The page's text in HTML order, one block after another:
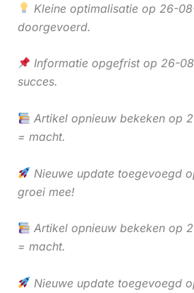
Kleine optimalisatie op 26-
doorgevoerd.
Informatie opgefrist op 26-
succes.
Artikel opnieuw bekeken op
= macht.
Nieuwe update toegevoegd
groei mee!
Artikel opnieuw bekeken op
= macht.
Nieuwe update toegevoegd